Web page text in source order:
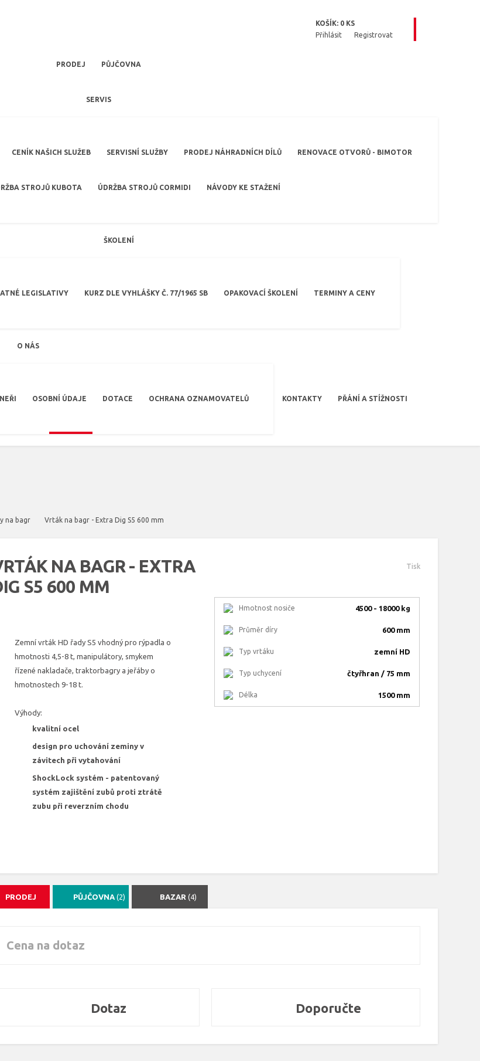
KOŠÍK: 0 KS
Přihlásit
Registrovat
PRODEJ PŮJČOVNA
SERVIS
CENÍK NAŠICH SLUŽEB SERVISNÍ SLUŽBY PRODEJ NÁHRADNÍCH DÍLŮ RENOVACE OTVORŮ - BIMOTOR
STROJŮ KUBOTA ÚDRŽBA STROJŮ CORMIDI NÁVODY KE STAŽENÍ
ŠKOLENÍ
LEGISLATIVY KURZ DLE VYHLÁŠKY Č. 77/1965 SB OPAKOVACÍ ŠKOLENÍ TERMINY A CENY
O NÁS
OSOBNÍ ÚDAJE DOTACE OCHRANA OZNAMOVATELŮ KONTAKTY PŘÁNÍ A STÍŽNOSTI
na bagr Vrták na bagr - Extra Dig S5 600 mm
NA BAGR - EXTRA
S5 600 MM
Zemní vrták HD řady S5 vhodný pro rýpadla o
hmotnosti 4,5-8 t, manipulátory, smykem
řízené nakladače, traktorbagry a jeřáby o
hmotnostech 9-18 t.
Výhody:
kvalitní ocel
design pro uchování zeminy v
závitech při vytahování
ShockLock systém - patentovaný
systém zajištění zubů proti ztrátě
zubu při reverzním chodu
Tisk
Hmotnost nosiče 4500 - 18000 kg
Průměr díry 600 mm
Typ vrtáku zemní HD
Typ uchycení čtyřhran / 75 mm
Délka 1500 mm
PRODEJ PŮJČOVNA (2) BAZAR(4)
Cena na dotaz
Dotaz Doporučte